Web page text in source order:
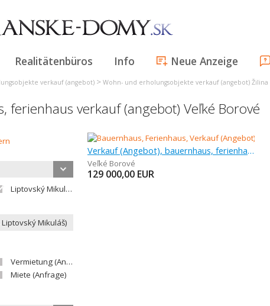
Realitätenbüros Info Neue Anzeige
verkauf (angebot) > Wohn- und erholungsobjekte verkauf (angebot) Žilina
ferienhaus verkauf (angebot) Veľké Borové
Liptovský Mikuláš
Vermietung (Angebot)
Miete (Anfrage)
Verkauf (Angebot), bauernhaus, ferienhaus
Veľké Borové
129 000,00 EUR